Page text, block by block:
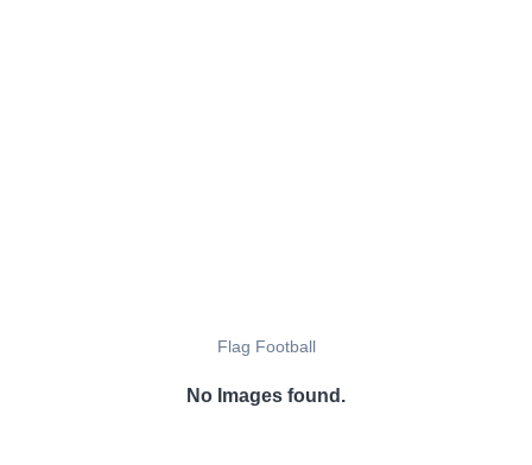
Flag Football
No Images found.